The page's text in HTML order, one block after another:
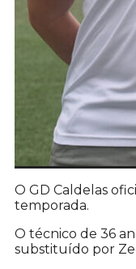
O GD Caldelas
temporada.
O técnico de 36
substituído por